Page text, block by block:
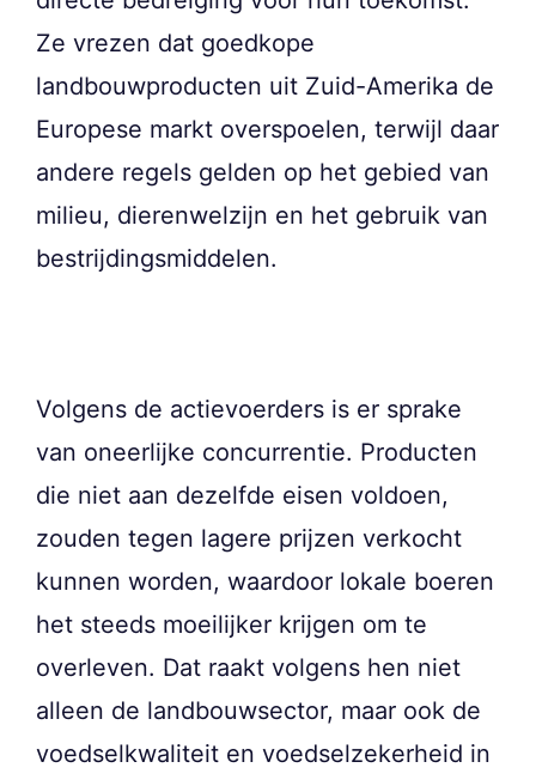
Ze vrezen dat goedkope
landbouwproducten uit Zuid-Amerika de
Europese markt overspoelen, terwijl daar
andere regels gelden op het gebied van
milieu, dierenwelzijn en het gebruik van
bestrijdingsmiddelen.
Volgens de actievoerders is er sprake
van oneerlijke concurrentie. Producten
die niet aan dezelfde eisen voldoen,
zouden tegen lagere prijzen verkocht
kunnen worden, waardoor lokale boeren
het steeds moeilijker krijgen om te
overleven. Dat raakt volgens hen niet
alleen de landbouwsector, maar ook de
voedselkwaliteit en voedselzekerheid in